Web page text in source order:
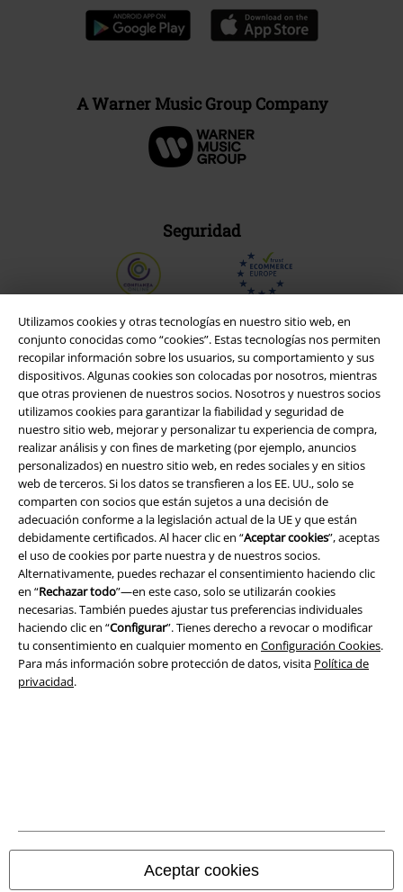
Utilizamos cookies y otras tecnologías en nuestro sitio web, en
conjunto conocidas como “cookies”. Estas tecnologías nos permiten
recopilar información sobre los usuarios, su comportamiento y sus
dispositivos. Algunas cookies son colocadas por nosotros, mientras
que otras provienen de nuestros socios. Nosotros y nuestros socios
utilizamos cookies para garantizar la fiabilidad y seguridad de
nuestro sitio web, mejorar y personalizar tu experiencia de compra,
realizar análisis y con fines de marketing (por ejemplo, anuncios
personalizados) en nuestro sitio web, en redes sociales y en sitios
web de terceros. Si los datos se transfieren a los EE. UU., solo se
comparten con socios que están sujetos a una decisión de
adecuación conforme a la legislación actual de la UE y que están
debidamente certificados. Al hacer clic en “Aceptar cookies”, aceptas
el uso de cookies por parte nuestra y de nuestros socios.
Alternativamente, puedes rechazar el consentimiento haciendo clic
en “Rechazar todo”—en este caso, solo se utilizarán cookies
necesarias. También puedes ajustar tus preferencias individuales
haciendo clic en “Configurar”. Tienes derecho a revocar o modificar
tu consentimiento en cualquier momento en Configuración Cookies.
Para más información sobre protección de datos, visita Política de
privacidad.
Aceptar cookies
A Warner Music Group Company
Seguridad
Legal
Términos y Condiciones
Aviso Legal
Ley protección de datos
Eliminación de residuos y protección del medioambiente
Declaración de Conformidad
Todos los precios incluyen el IVA pero no losgastos de transporte
© 1986-2026 E.M.P. Merchandising HGmbH